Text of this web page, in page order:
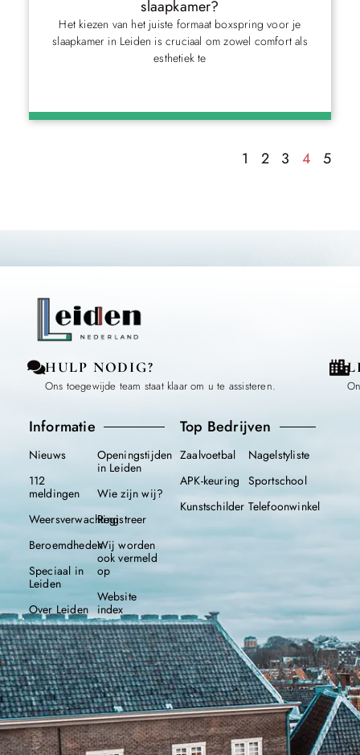
slaapkamer?
Het kiezen van het juiste formaat boxspring voor je
slaapkamer in Leiden is cruciaal om zowel comfort als
esthetiek te
1 2 3 4 5
HULP NODIG?
Ons toegewijde team staat klaar om u te assisteren.
Informatie
Nieuws
112
meldingen
Weersverwachting
Beroemdheden
Speciaal in
Leiden
Over Leiden
Openingstijden
in Leiden
Wie zijn wij?
Registreer
Wij worden
ook vermeld
op
Website
index
Top Bedrijven
Zaalvoetbal
APK-keuring
Kunstschilder
Nagelstyliste
Sportschool
Telefoonwinkel